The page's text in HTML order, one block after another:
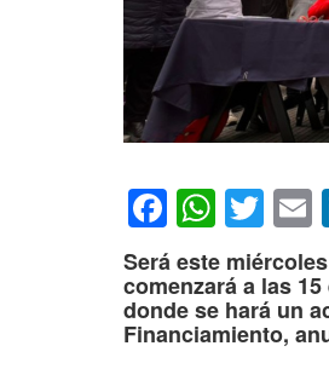
Será este
comenzará a las
donde se hará un
Financiamiento,